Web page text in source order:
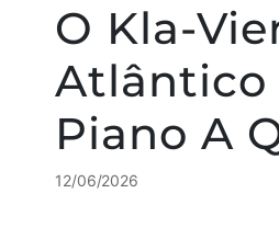
O Kla-
Atlântico
Piano A
12/06/2026